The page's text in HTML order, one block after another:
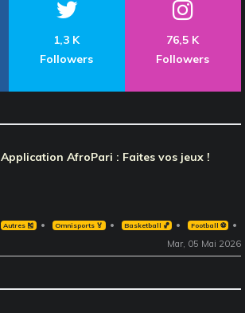
1,3 K
Followers
76,5 K
Followers
Application AfroPari : Faites vos jeux !
Autres 🎽 Omnisports 🏅 Basketball 🏀 Football ⚽️
Mar, 05 Mai 2026